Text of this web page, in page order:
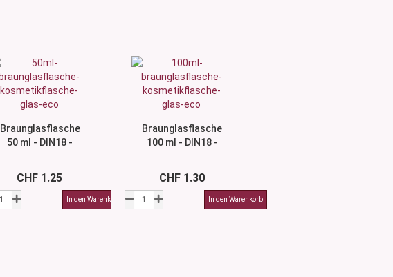
Braunglasflasche
50 ml - DIN18 -
CHF 1.25
Braunglasflasche
100 ml - DIN18 -
CHF 1.30